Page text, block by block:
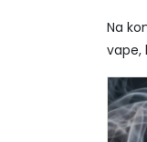
Na
vape,